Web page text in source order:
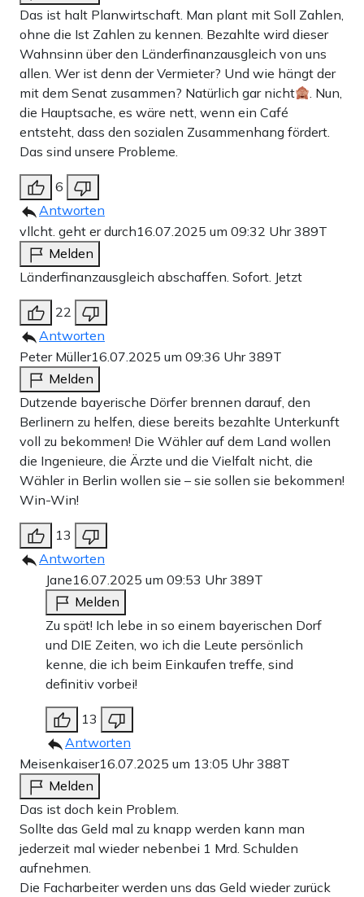
Das ist halt Planwirtschaft. Man plant mit Soll Zahlen,
ohne die Ist Zahlen zu kennen. Bezahlte wird dieser
Wahnsinn über den Länderfinanzausgleich von uns
allen. Wer ist denn der Vermieter? Und wie hängt der
mit dem Senat zusammen? Natürlich gar nicht
. Nun,
die Hauptsache, es wäre nett, wenn ein Café
entsteht, dass den sozialen Zusammenhang fördert.
Das sind unsere Probleme.
6
Antworten
vllcht. geht er durch16.07.2025 um 09:32 Uhr389T
Melden
Länderfinanzausgleich abschaffen. Sofort. Jetzt
22
Antworten
Peter Müller16.07.2025 um 09:36 Uhr389T
Melden
Dutzende bayerische Dörfer brennen darauf, den
Berlinern zu helfen, diese bereits bezahlte Unterkunft
voll zu bekommen! Die Wähler auf dem Land wollen
die Ingenieure, die Ärzte und die Vielfalt nicht, die
Wähler in Berlin wollen sie – sie sollen sie bekommen!
Win-Win!
13
Antworten
Jane16.07.2025 um 09:53 Uhr389T
Melden
Zu spät! Ich lebe in so einem bayerischen Dorf
und DIE Zeiten, wo ich die Leute persönlich
kenne, die ich beim Einkaufen treffe, sind
definitiv vorbei!
13
Antworten
Meisenkaiser16.07.2025 um 13:05 Uhr388T
Melden
Das ist doch kein Problem.
Sollte das Geld mal zu knapp werden kann man
jederzeit mal wieder nebenbei 1 Mrd. Schulden
aufnehmen.
Die Facharbeiter werden uns das Geld wieder zurück